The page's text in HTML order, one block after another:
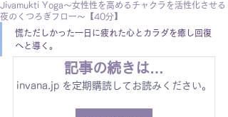
Jivamukti Yoga〜女性性を高めるチャクラを活性化させる
夜のくつろぎフロー〜【40分】
慌ただしかった一日に疲れた心とカラダを癒し回復
へと導く。
記事の続きは…
invana.jp を定期購読してお読みください。